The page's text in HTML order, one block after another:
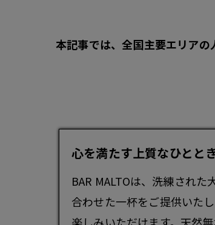
本記事では、全国主要エリアの
心を満たす上質なひとと
BAR MALTOは、洗練され
合わせた一杯をご提供いた